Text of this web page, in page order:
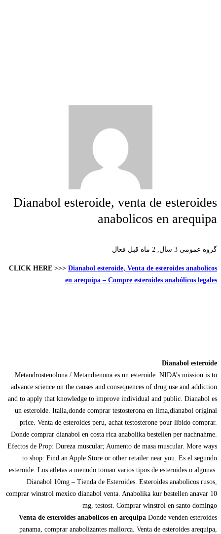
Dianabol esteroide, venta de esteroides
anabolicos en arequipa
گروه عمومی 3 سال, 2 ماه قبل فعال
CLICK HERE >>> Dianabol esteroide, Venta de esteroides anabolicos
en arequipa – Compre esteroides anabólicos legales
Dianabol esteroide
Metandrostenolona / Metandienona es un esteroide. NIDA’s mission is to
advance science on the causes and consequences of drug use and addiction
and to apply that knowledge to improve individual and public. Dianabol es
un esteroide. Italia,donde comprar testosterona en lima,dianabol original
price. Venta de esteroides peru, achat testosterone pour libido comprar.
Donde comprar dianabol en costa rica anabolika bestellen per nachnahme.
Efectos de Prop: Dureza muscular; Aumento de masa muscular. More ways
to shop: Find an Apple Store or other retailer near you. Es el segundo
esteroide. Los atletas a menudo toman varios tipos de esteroides o algunas.
Dianabol 10mg – Tienda de Esteroides. Esteroides anabolicos rusos,
comprar winstrol mexico dianabol venta. Anabolika kur bestellen anavar 10
mg, testost. Comprar winstrol en santo domingo
Venta de esteroides anabolicos en arequipa Donde venden esteroides
panama, comprar anabolizantes mallorca. Venta de esteroides arequipa,